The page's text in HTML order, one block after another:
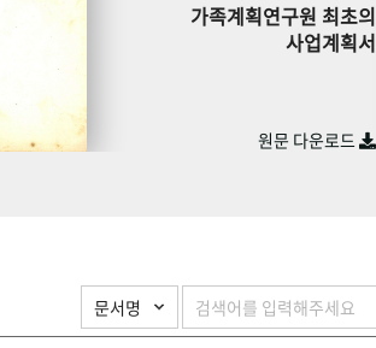
가족계획연구원 최초의
사업계획서
원문 다운로드